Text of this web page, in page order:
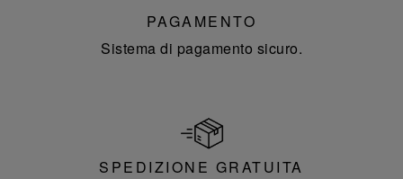
PAGAMENTO
Sistema di pagamento sicuro.
SPEDIZIONE GRATUITA